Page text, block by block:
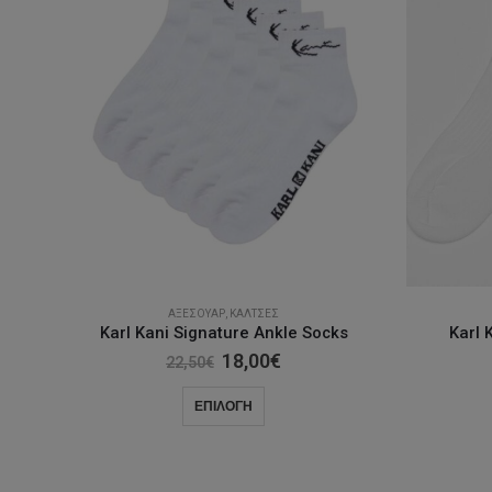
ΑΞΕΣΟΥΆΡ ΚΆΛΤΣΕΣ
Karl Kani Signature Ankle Socks
22,50€ Original
price
was:
22,50€.
18,00€
ΕΠΙΛΟΓΉ
Karl